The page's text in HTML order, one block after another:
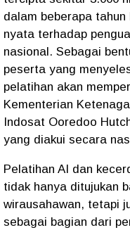
dalam beberapa
nyata terhadap
nasional. Sebagai
peserta yang
pelatihan akan
Kementerian
Indosat Ooredoo
yang diakui secara
Pelatihan AI dan
tidak hanya ditujukan
wirausahawan, tetapi
sebagai bagian dari